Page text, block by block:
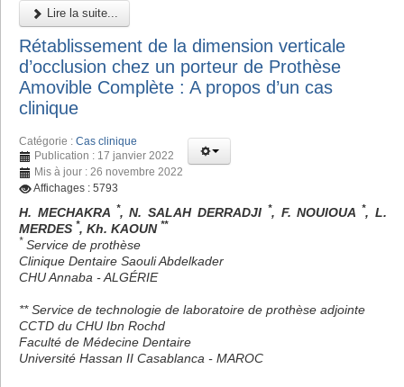
Lire la suite...
Rétablissement de la dimension verticale
d’occlusion chez un porteur de Prothèse
Amovible Complète : A propos d’un cas
clinique
Catégorie : Cas clinique
Publication : 17 janvier 2022
Mis à jour : 26 novembre 2022
Affichages : 5793
H. MECHAKRA *, N. SALAH DERRADJI *, F. NOUIOUA *, L.
MERDES *, Kh. KAOUN **
* Service de prothèse
Clinique Dentaire Saouli Abdelkader
CHU Annaba - ALGÉRIE
** Service de technologie de laboratoire de prothèse adjointe
CCTD du CHU Ibn Rochd
Faculté de Médecine Dentaire
Université Hassan II Casablanca - MAROC